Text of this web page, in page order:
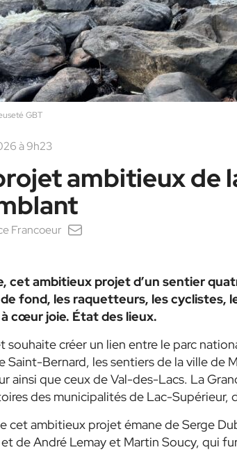
GBT
à 9h23
ambitieux de
Francoeur
cet ambitieux projet d’un sentier
fond, les raquetteurs, les cyclistes,
cœur joie. État des lieux.
souhaite créer un lien entre le parc
Saint-Bernard, les sentiers de la ville
ainsi que ceux de Val-des-Lacs. La
des municipalités de Lac-
cet ambitieux projet émane de Serge
de André Lemay et Martin Soucy, qui